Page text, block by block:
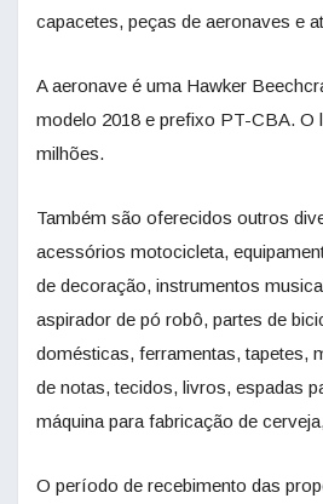
capacetes, peças de aeronaves e
A aeronave é uma Hawker
modelo 2018 e prefixo PT-CBA. O
milhões.
Também são oferecidos outros
acessórios motocicleta,
de decoração, instrumentos
aspirador de pó robô, partes de
domésticas, ferramentas, tapetes,
de notas, tecidos, livros, espadas
máquina para fabricação de
O período de recebimento das